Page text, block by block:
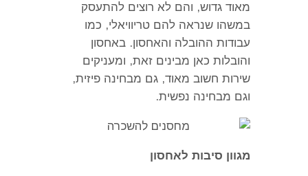
מאוד גדוש, והם לא רוצים להתעסק
במשהו שנראה להם טריוויאלי, כמו
עבודות ההובלה והאחסון. באחסון
והובלות כאן מבינים זאת, ומעניקים
שירות חשוב מאוד, גם מבחינה פיזית,
וגם מבחינה נפשית.
מגוון סיבות לאחסון